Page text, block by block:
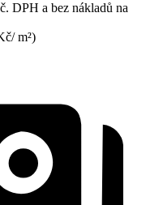
DPH a bez nákladů na
/ m²)